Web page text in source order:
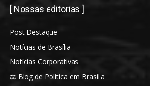
[ Nossas editorias ]
Post Destaque
Notícias de Brasília
Notícias Corporativas
⚖️ Blog de Política em Brasília